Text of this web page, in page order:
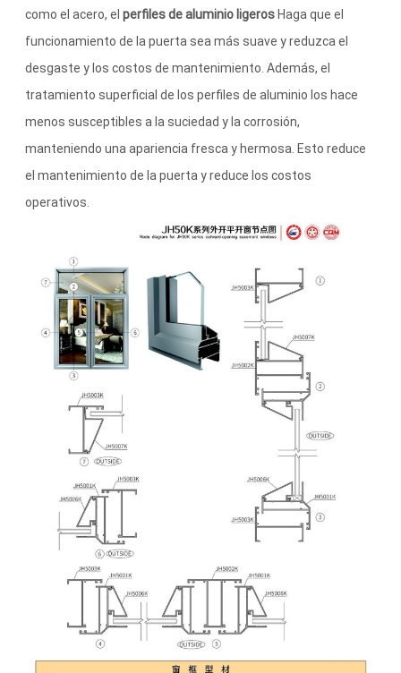
como el acero, elperfiles de aluminio ligeros Haga que el
funcionamiento de la puerta sea más suave y reduzca el
desgaste y los costos de mantenimiento. Además, el
tratamiento superficial de los perfiles de aluminio los hace
menos susceptibles a la suciedad y la corrosión,
manteniendo una apariencia fresca y hermosa. Esto reduce
el mantenimiento de la puerta y reduce los costos
operativos.